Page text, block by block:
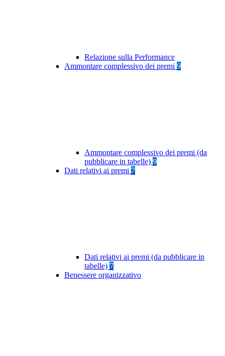
Relazione sulla Performance
Ammontare complessivo dei premi 9
Ammontare complessivo dei premi (da
pubblicare in tabelle) 9
Dati relativi ai premi 7
Dati relativi ai premi (da pubblicare in
tabelle) 7
Benessere organizzativo